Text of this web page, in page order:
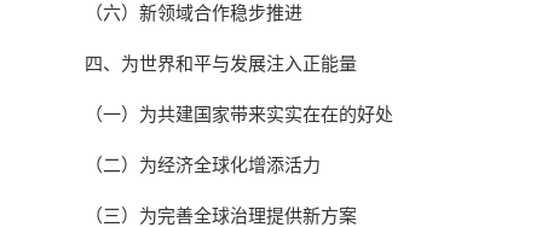
（六）新领域合作稳步推进
四、为世界和平与发展注入正能量
（一）为共建国家带来实实在在的好处
（二）为经济全球化增添活力
（三）为完善全球治理提供新方案